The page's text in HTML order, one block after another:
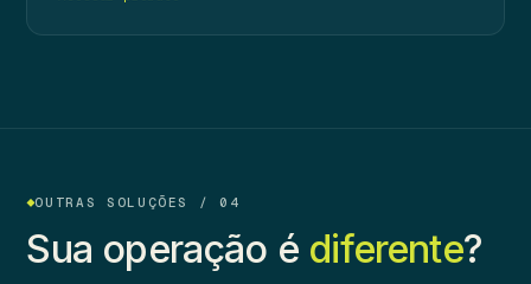
OUTRAS SOLUÇÕES / 04
Sua operação é diferente?